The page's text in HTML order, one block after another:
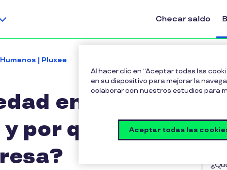
Checar saldo
| Pluxee
en el
por qué es
Al hacer clic en “Aceptar todas las
en su dispositivo para mejorar la
colaborar con nuestros estudios para
Aceptar todas las